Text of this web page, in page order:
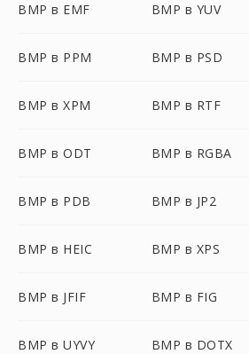
BMP в EMF BMP в YUV
BMP в PPM BMP в PSD
BMP в XPM BMP в RTF
BMP в ODT BMP в RGBA
BMP в PDB BMP в JP2
BMP в HEIC BMP в XPS
BMP в JFIF BMP в FIG
BMP в UYVY BMP в DOTX